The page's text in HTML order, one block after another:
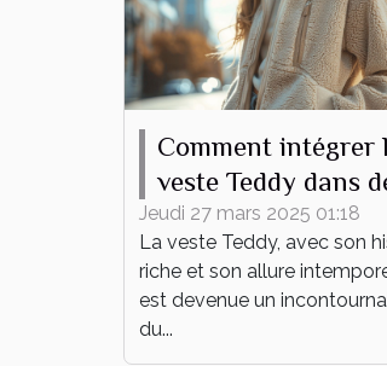
Comment intégrer
veste Teddy dans
tenues quotidiennes
Jeudi 27 mars 2025 01:18
La veste Teddy, avec son
riche et son allure
est devenue un
du...